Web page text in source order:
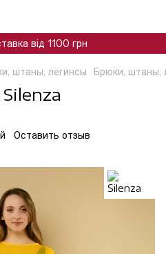
від 1100 грн
штаны, легинсы Брюки, штаны,
Оставить отзыв